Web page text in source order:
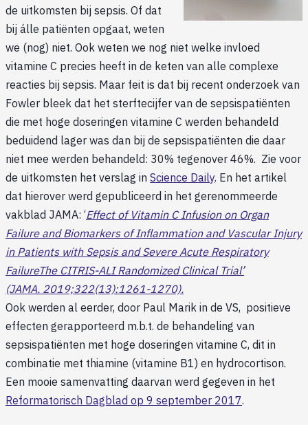
de uitkomsten bij sepsis. Of dat
bij álle patiënten opgaat, weten
we (nog) niet. Ook weten we nog niet welke invloed
vitamine C precies heeft in de keten van alle complexe
reacties bij sepsis. Maar feit is dat bij recent onderzoek van
Fowler bleek dat het sterftecijfer van de sepsispatiënten
die met hoge doseringen vitamine C werden behandeld
beduidend lager was dan bij de sepsispatiënten die daar
niet mee werden behandeld: 30% tegenover 46%. Zie voor
de uitkomsten het verslag in Science Daily. En het artikel
dat hierover werd gepubliceerd in het gerenommeerde
vakblad JAMA: ‘Effect of Vitamin C Infusion on Organ
Failure and Biomarkers of Inflammation and Vascular Injury
in Patients with Sepsis and Severe Acute Respiratory
FailureThe CITRIS-ALI Randomized Clinical Trial’
(JAMA. 2019;322(13):1261-1270).
Ook werden al eerder, door Paul Marik in de VS, positieve
effecten gerapporteerd m.b.t. de behandeling van
sepsispatiënten met hoge doseringen vitamine C, dit in
combinatie met thiamine (vitamine B1) en hydrocortison.
Een mooie samenvatting daarvan werd gegeven in het
Reformatorisch Dagblad op 9 september 2017.